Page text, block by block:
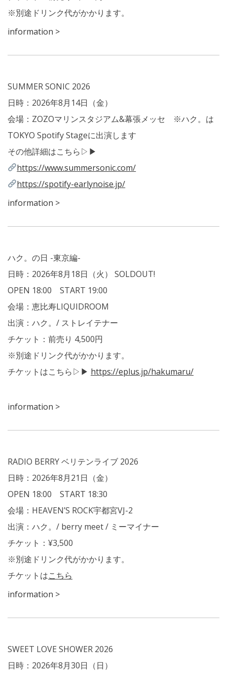
※別途ドリンク代がかかります。
information >
SUMMER SONIC 2026
日時：2026年8月14日（金）
会場：ZOZOマリンスタジアム&幕張メッセ ※ハク。は
TOKYO Spotify Stageに出演します
その他詳細はこちら▷▶
https://www.summersonic.com/
https://spotify-earlynoise.jp/
information >
ハク。の日 -東京編-
日時：2026年8月18日（火） SOLDOUT!
OPEN 18:00 START 19:00
会場：恵比寿LIQUIDROOM
出演：ハク。/ ストレイテナー
チケット：前売り 4,500円
※別途ドリンク代がかかります。
チケットはこちら▷▶ https://eplus.jp/hakumaru/
information >
RADIO BERRY ベリテンライブ 2026
日時：2026年8月21日（金）
OPEN 18:00 START 18:30
会場：HEAVEN’S ROCK宇都宮VJ-2
出演：ハク。/ berry meet / ミーマイナー
チケット：¥3,500
※別途ドリンク代がかかります。
チケットはこちら
information >
SWEET LOVE SHOWER 2026
日時：2026年8月30日（日）